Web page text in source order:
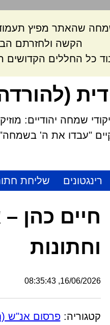
שהאתר מפיץ
הקשה ולחזרתם
כל החללים
שמחה יהודיים:
"עבדו את ה' בשמחה"
רינגטונים שליחת
חיים כהן
וחתונות
16/06/2026, 08:35:43
קטגוריה:פרסום אנ"ש